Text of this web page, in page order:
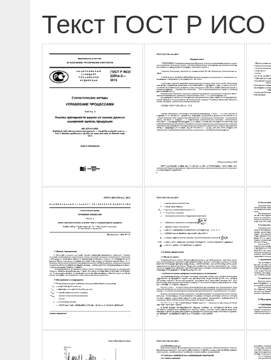
Текст ГОСТ Р ИСО